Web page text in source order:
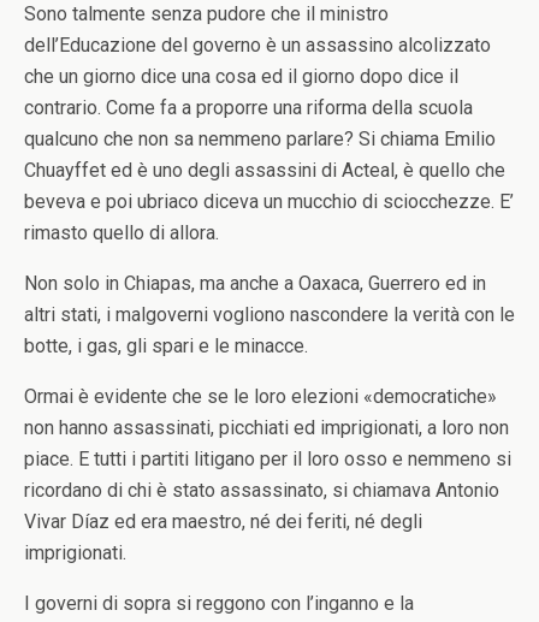
Sono talmente senza pudore che il ministro
dell’Educazione del governo è un assassino alcolizzato
che un giorno dice una cosa ed il giorno dopo dice il
contrario. Come fa a proporre una riforma della scuola
qualcuno che non sa nemmeno parlare? Si chiama Emilio
Chuayffet ed è uno degli assassini di Acteal, è quello che
beveva e poi ubriaco diceva un mucchio di sciocchezze. E’
rimasto quello di allora.
Non solo in Chiapas, ma anche a Oaxaca, Guerrero ed in
altri stati, i malgoverni vogliono nascondere la verità con le
botte, i gas, gli spari e le minacce.
Ormai è evidente che se le loro elezioni «democratiche»
non hanno assassinati, picchiati ed imprigionati, a loro non
piace. E tutti i partiti litigano per il loro osso e nemmeno si
ricordano di chi è stato assassinato, si chiamava Antonio
Vivar Díaz ed era maestro, né dei feriti, né degli
imprigionati.
I governi di sopra si reggono con l’inganno e la